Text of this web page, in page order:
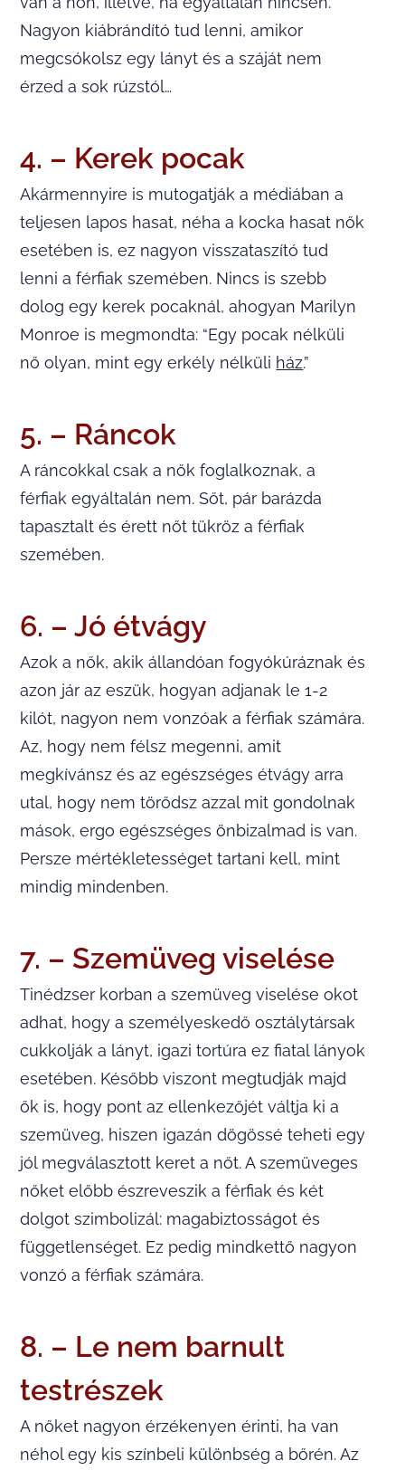
Nagyon kiábrándító tud lenni, amikor
megcsókolsz egy lányt és a száját nem
érzed a sok rúzstól…
4. – Kerek pocak
Akármennyire is mutogatják a médiában a
teljesen lapos hasat, néha a kocka hasat nők
esetében is, ez nagyon visszataszító tud
lenni a férfiak szemében. Nincs is szebb
dolog egy kerek pocaknál, ahogyan Marilyn
Monroe is megmondta: “Egy pocak nélküli
nő olyan, mint egy erkély nélküli ház.”
5. – Ráncok
A ráncokkal csak a nők foglalkoznak, a
férfiak egyáltalán nem. Sőt, pár barázda
tapasztalt és érett nőt tükröz a férfiak
szemében.
6. – Jó étvágy
Azok a nők, akik állandóan fogyókúráznak és
azon jár az eszük, hogyan adjanak le 1-2
kilót, nagyon nem vonzóak a férfiak számára.
Az, hogy nem félsz megenni, amit
megkívánsz és az egészséges étvágy arra
utal, hogy nem törődsz azzal mit gondolnak
mások, ergo egészséges önbizalmad is van.
Persze mértékletességet tartani kell, mint
mindig mindenben.
7. – Szemüveg viselése
Tinédzser korban a szemüveg viselése okot
adhat, hogy a személyeskedő osztálytársak
cukkolják a lányt, igazi tortúra ez fiatal lányok
esetében. Később viszont megtudják majd
ők is, hogy pont az ellenkezőjét váltja ki a
szemüveg, hiszen igazán dögössé teheti egy
jól megválasztott keret a nőt. A szemüveges
nőket előbb észreveszik a férfiak és két
dolgot szimbolizál: magabiztosságot és
függetlenséget. Ez pedig mindkettő nagyon
vonzó a férfiak számára.
8. – Le nem barnult
testrészek
A nőket nagyon érzékenyen érinti, ha van
néhol egy kis színbeli különbség a bőrén. Az